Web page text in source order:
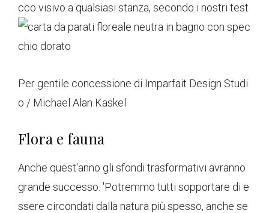
cco visivo a qualsiasi stanza, secondo i nostri test
Per gentile concessione di Imparfait Design Studi
o / Michael Alan Kaskel
Flora e fauna
Anche quest'anno gli sfondi trasformativi avranno
grande successo. 'Potremmo tutti sopportare di e
ssere circondati dalla natura più spesso, anche se